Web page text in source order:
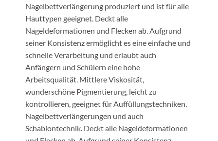
Nagelbettverlängerung produziert und ist für alle
Hauttypen geeignet. Deckt alle
Nageldeformationen und Flecken ab. Aufgrund
seiner Konsistenz ermöglicht es eine einfache und
schnelle Verarbeitung und erlaubt auch
Anfängern und Schülern eine hohe
Arbeitsqualität. Mittlere Viskosität,
wunderschöne Pigmentierung, leicht zu
kontrollieren, geeignet für Auffüllungstechniken,
Nagelbettverlängerungen und auch
Schablontechnik. Deckt alle Nageldeformationen